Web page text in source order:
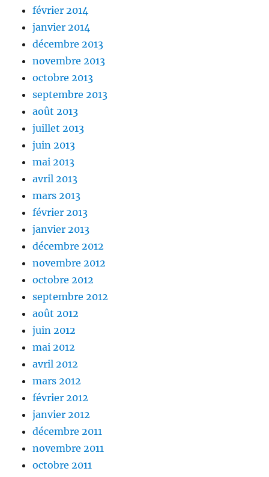
février 2014
janvier 2014
décembre 2013
novembre 2013
octobre 2013
septembre 2013
août 2013
juillet 2013
juin 2013
mai 2013
avril 2013
mars 2013
février 2013
janvier 2013
décembre 2012
novembre 2012
octobre 2012
septembre 2012
août 2012
juin 2012
mai 2012
avril 2012
mars 2012
février 2012
janvier 2012
décembre 2011
novembre 2011
octobre 2011